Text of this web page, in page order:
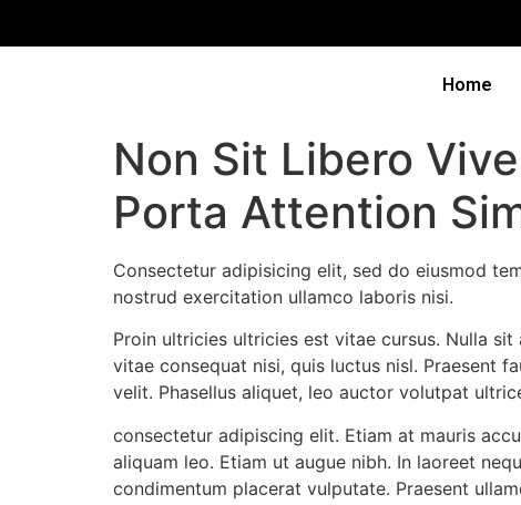
Home
Non Sit Libero
Porta Attention
Consectetur adipisicing elit, sed do eiusmod
nostrud exercitation ullamco laboris nisi.
Proin ultricies ultricies est vitae cursus. Nulla
vitae consequat nisi, quis luctus nisl. Praesent
velit. Phasellus aliquet, leo auctor volutpat
consectetur adipiscing elit. Etiam at mauris
aliquam leo. Etiam ut augue nibh. In laoreet
condimentum placerat vulputate. Praesent